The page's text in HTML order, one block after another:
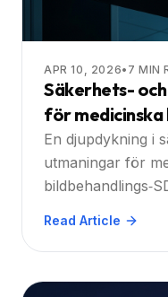
APR 10, 2026• 7 MIN
Säkerhets-
för medicinska
En djupdykning i
utmaningar för
OCR‑aktiverad,
uppfyller HIPAA,
standarder.
Read Article